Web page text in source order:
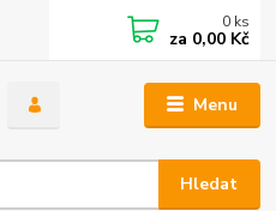
Menu
Hledat
0 ks
za 0,00 Kč